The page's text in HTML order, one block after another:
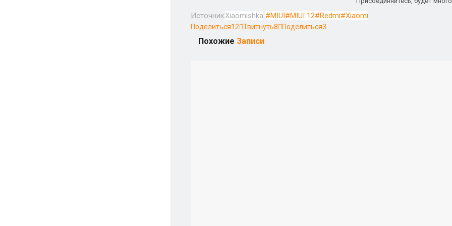
ИсточникXiaomishka MIUI MIUI 12 Redmi Xiaomi
Поделиться12 Твитнуть8 Поделиться3
Похожие Записи